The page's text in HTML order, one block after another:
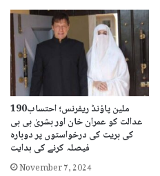
190ملین پاؤنڈ ریفرنس؛ احتساب
عدالت کو عمران خان اور بشریٰ بی بی
کی بریت کی درخواستوں پر دوبارہ
فیصلہ کرنے کی ہدایت
November 7, 2024